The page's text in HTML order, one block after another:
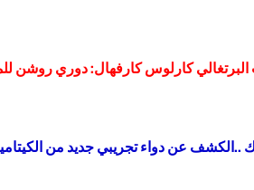
البرتغالي كارلوس كارفهال: دوري روشن
..الكشف عن دواء تجريبي جديد من